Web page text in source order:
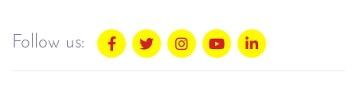
Follow us: